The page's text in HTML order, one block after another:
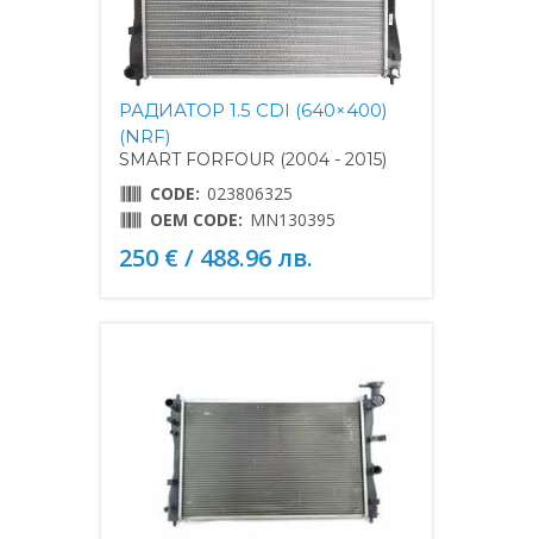
РАДИАТОР 1.5 CDI (640×400)
(NRF)
SMART FORFOUR (2004 - 2015)
CODE: 023806325
OEM CODE: MN130395
250 € / 488.96 лв.